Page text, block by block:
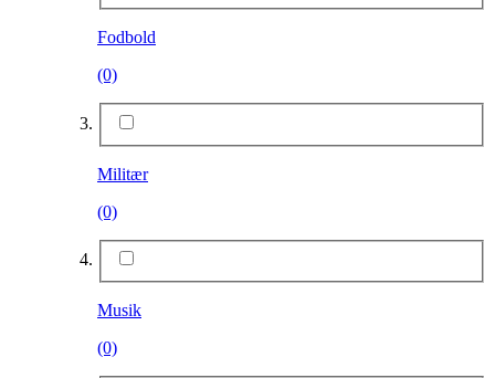
Fodbold
(0)
Militær
(0)
Musik
(0)